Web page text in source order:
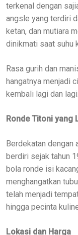
terkenal dengan
angsle yang terdiri
ketan, dan mutiara
dinikmati saat suhu
Rasa gurih dan
hangatnya menjadi
kembali lagi dan lagi.
Ronde Titoni yang
Berdekatan dengan
berdiri sejak tahun
bola ronde isi
menghangatkan
telah menjadi
hingga pecinta
Lokasi dan Harga